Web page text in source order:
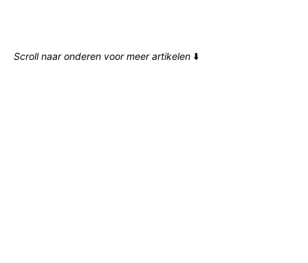
Scroll naar onderen voor meer artikelen ⬇️